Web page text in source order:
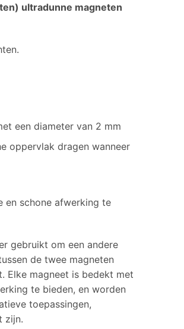
ultradunne magneten
een diameter van 2 mm
oppervlak dragen wanneer
en schone afwerking te
gebruikt om een ​​andere
de twee magneten
Elke magneet is bedekt met
te bieden, en worden
toepassingen,
zijn.